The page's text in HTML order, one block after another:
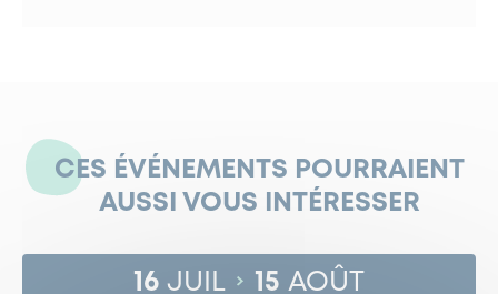
CES ÉVÉNEMENTS POURRAIENT
AUSSI VOUS INTÉRESSER
16 JUIL 15 AOÛT